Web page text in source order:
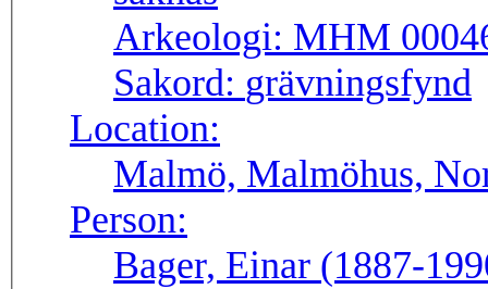
Arkeologi: MHM
Sakord: grävningsfynd
Location:
Malmö, Malmöhus,
Person:
Bager, Einar (1887-